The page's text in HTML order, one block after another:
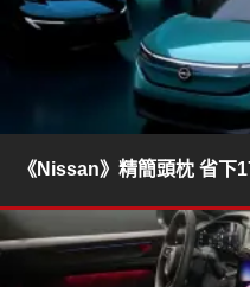
《Nissan》精簡頭枕 省下